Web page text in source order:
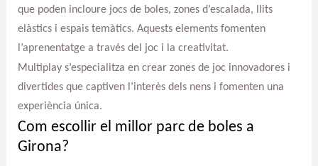
que poden incloure jocs de boles, zones d’escalada, llits
elàstics i espais temàtics. Aquests elements fomenten
l’aprenentatge a través del joc i la creativitat.
Multiplay s’especialitza en crear zones de joc innovadores i
divertides que captiven l’interès dels nens i fomenten una
experiència única.
Com escollir el millor parc de boles a
Girona?